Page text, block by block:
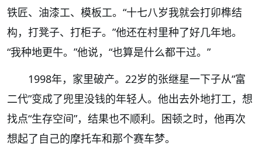
铁匠、油漆工、模板工。“十七八岁我就会打卯榫结
构，打凳子、打柜子。”他还在村里种了好几年地。
“我种地更牛。”他说，“也算是什么都干过。”
1998年，家里破产。22岁的张继星一下子从“富
二代”变成了兜里没钱的年轻人。他出去外地打工，想
找点“生存空间”，结果也不顺利。困顿之时，他再次
想起了自己的摩托车和那个赛车梦。